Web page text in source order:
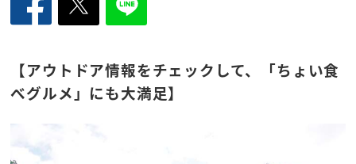
【アウトドア情報をチェックして、「ちょい食
べグルメ」にも大満足】